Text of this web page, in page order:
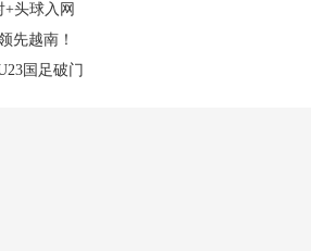
头球入网
先越南！
国足破门